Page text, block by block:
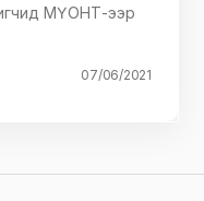
МҮОНТ-ээр
07/06/2021